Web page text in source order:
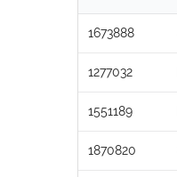
1673888
1277032
1551189
1870820